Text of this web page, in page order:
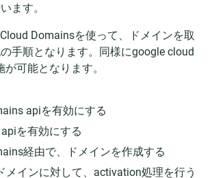
ます。
Domainsを使って、ドメインを取
手順となります。同様にgoogle cloud
可能となります。
apiを有効にする
を有効にする
経由で、ドメインを作成する
メインに対して、activation処理を行う